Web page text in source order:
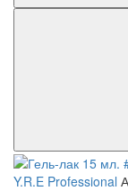
Y.R.E Professional